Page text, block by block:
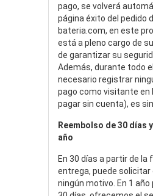
pago, se volverá
página éxito del pedido
bateria.com, en este
está a pleno cargo de
de garantizar su
Además, durante todo
necesario registrar
pago como visitante en
pagar sin cuenta), es
Reembolso de 30 días
año
En 30 días a partir de la
entrega, puede solicitar
ningún motivo. En 1 año